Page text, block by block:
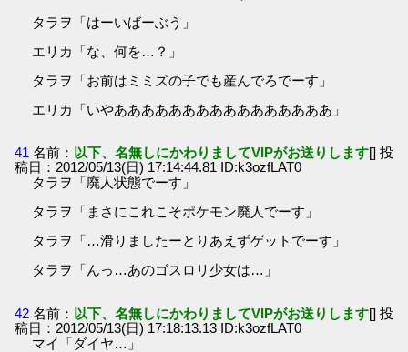
タラヲ「はーいばーぶう」
エリカ「な、何を…？」
タラヲ「お前はミミズの子でも産んでろでーす」
エリカ「いやああああああああああああああああ」
41 名前： 以下、名無しにかわりましてVIPがお送りします[] 投
稿日：2012/05/13(日) 17:14:44.81 ID:k3ozfLAT0
タラヲ「廃人状態でーす」
タラヲ「まさにこれこそポケモン廃人でーす」
タラヲ「…滑りましたーとりあえずゲットでーす」
タラヲ「んっ…あのゴスロリ少女は…」
42 名前： 以下、名無しにかわりましてVIPがお送りします[] 投
稿日：2012/05/13(日) 17:18:13.13 ID:k3ozfLAT0
マイ「ダイヤ…」